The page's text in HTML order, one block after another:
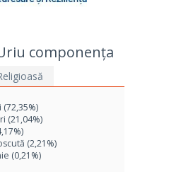
componența
(72,35%)
(21,04%)
(2,21%)
(0,21%)